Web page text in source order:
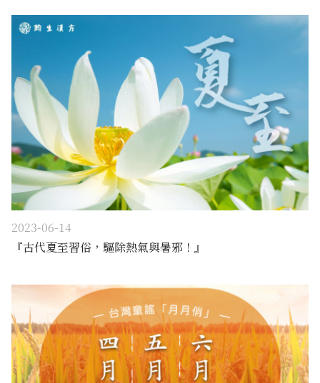
2023-06-14
『古代夏至習俗，驅除熱氣與暑邪！』